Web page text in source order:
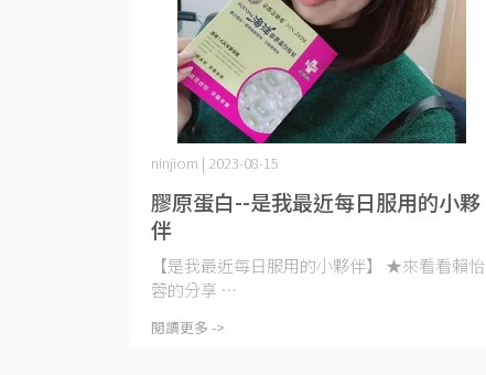
膠原蛋白--是我最近每日服用的小夥
伴
ninjiom | 2023-08-15
【是我最近每日服用的小夥伴】 ★來看看賴怡
蓉的分享 ⋯
閱讀更多 ->